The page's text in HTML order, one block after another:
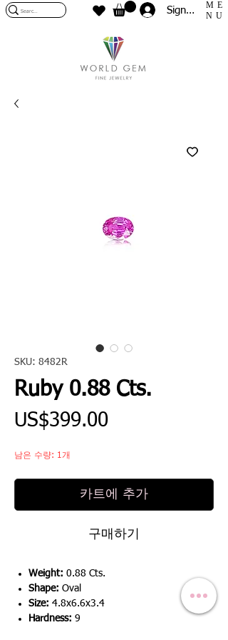
Sign In
ME
NU
SKU: 8482R
Ruby 0.88 Cts.
US$399.00가
남은 수량: 1개
카트에 추가
구매하기
Weight: 0.88 Cts.
Shape: Oval
Size: 4.8x6.6x3.4
Hardness: 9